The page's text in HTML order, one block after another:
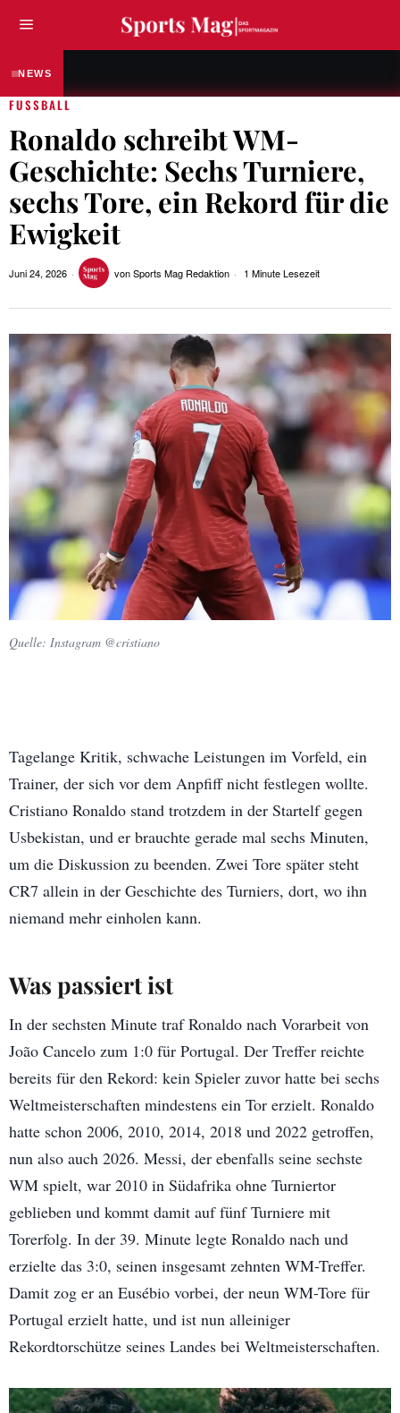
NEWS
FUSSBALL
Ronaldo schreibt WM-
Geschichte: Sechs Turniere,
sechs Tore, ein Rekord für die
Ewigkeit
Juni 24, 2026 vonSports Mag Redaktion 1 Minute Lesezeit
Quelle: Instagram @cristiano
Tagelange Kritik, schwache Leistungen im Vorfeld, ein
Trainer, der sich vor dem Anpfiff nicht festlegen wollte.
Cristiano Ronaldo stand trotzdem in der Startelf gegen
Usbekistan, und er brauchte gerade mal sechs Minuten,
um die Diskussion zu beenden. Zwei Tore später steht
CR7 allein in der Geschichte des Turniers, dort, wo ihn
niemand mehr einholen kann.
Was passiert ist
In der sechsten Minute traf Ronaldo nach Vorarbeit von
João Cancelo zum 1:0 für Portugal. Der Treffer reichte
bereits für den Rekord: kein Spieler zuvor hatte bei sechs
Weltmeisterschaften mindestens ein Tor erzielt. Ronaldo
hatte schon 2006, 2010, 2014, 2018 und 2022 getroffen,
nun also auch 2026. Messi, der ebenfalls seine sechste
WM spielt, war 2010 in Südafrika ohne Turniertor
geblieben und kommt damit auf fünf Turniere mit
Torerfolg. In der 39. Minute legte Ronaldo nach und
erzielte das 3:0, seinen insgesamt zehnten WM-Treffer.
Damit zog er an Eusébio vorbei, der neun WM-Tore für
Portugal erzielt hatte, und ist nun alleiniger
Rekordtorschütze seines Landes bei Weltmeisterschaften.